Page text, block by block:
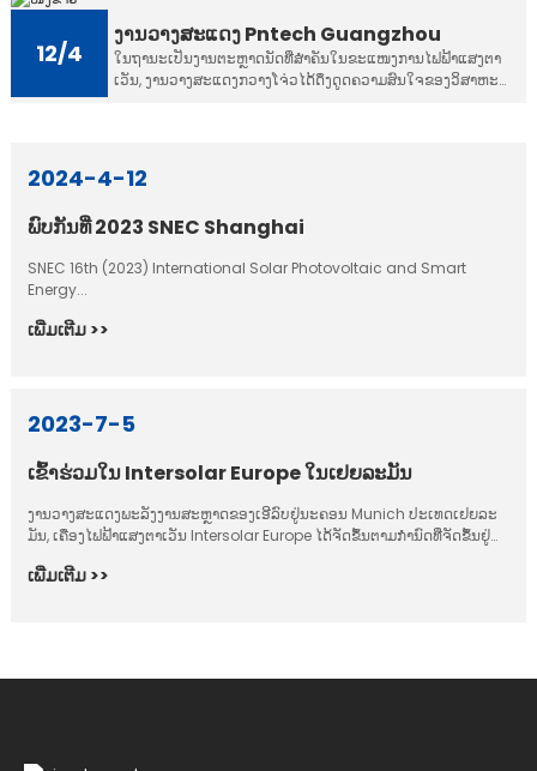
12/4
ງານວາງສະແດງ Pntech Guangzhou
​ໃນ​ຖາ​ນະ​ເປັນ​ງານ​ຕະຫຼາດນັດ​ທີ່​ສຳຄັນ​ໃນ​ຂະ​ແໜງ​ການ​ໄຟຟ້າ​ແສງ​ຕາ​
ເວັນ, ງານ​ວາງສະ​ແດງ​ກວາງ​ໂຈ່​ວ​ໄດ້​ດຶງ​ດູດ​ຄວາມ​ສົນ​ໃຈ​ຂອງ​ວິ​ສາ​ຫະ
2024-4-12
ພົບກັນທີ່ 2023 SNEC Shanghai
SNEC 16th (2023) International Solar Photovoltaic and Smart
Energy...
ເພີ່ມ​ເຕີມ >>
2023-7-5
ເຂົ້າຮ່ວມໃນ Intersolar Europe ໃນເຢຍລະມັນ
ງານ​ວາງສະ​ແດງ​ພະລັງງານ​ສະຫຼາດ​ຂອງ​ເອີ​ລົບ​ຢູ່​ນະຄອນ Munich ປະ​ເທດ​ເຢຍລະ​
ມັນ, ​ເຄື່ອງ​ໄຟຟ້າ​ແສງ​ຕາ​ເວັນ Intersolar Europe ​ໄດ້​ຈັດ​ຂຶ້ນ​ຕາມ​ກຳນົດ​ທີ່​ຈັດ​ຂຶ້ນ​ຢູ່​
ເພີ່ມ​ເຕີມ >>